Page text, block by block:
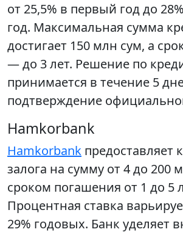
от 25,5% в первый год до
год. Максимальная сумма
достигает 150 млн сум, а
— до 3 лет. Решение по
принимается в течение 5
подтверждение
Hamkorbank
Hamkorbank предоставляет
залога на сумму от 4 до 200
сроком погашения от 1 до 5
Процентная ставка
29% годовых. Банк уделяет